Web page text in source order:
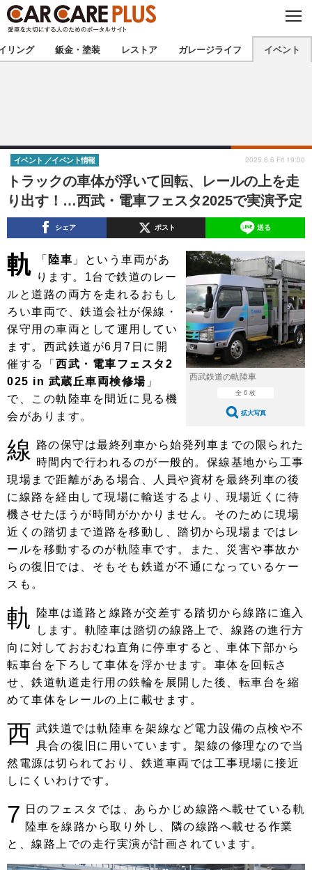
C
O
S
E
★カーケアプラス認定★ 厳選プロショップを地域から探す
甲信越 北陸
東海 関西
中国 四国
九州 沖縄
注目の記事
ショップレポート 愛車 File
自動車豆知識 ストップ！不具合修理＆粗悪修理
鈑金・塗装
ディテイリング
ディテイリング 洗車
ヘッドライト磨き コーティング
フィルム・ラッピング
鈑金・塗装
小キズ直し 防錆
特集記事
ストップ 不具合修理＆粗悪修理
カーメーカー「旧車」関連プロジェ
クト
コラム
ショップ紹介
カーメーカー「旧車」関連プロジ
ェクト
コラム
インタビュー
イベント
イベント告知 イベントレポート
リング 鈑金・塗装 レストア ガレージライフ イベント
トラックの車体が浮いて回転、レールの上を走
り出す！…西武・電車フェスタ2025で実演予定
イベント イベント情報 2025.6.6 Fri 19:00
シェア ポスト 送る
西武鉄道の軌陸車
全 6 枚
拡大写真
「
軌 陸車 」という車両があ
ります。1台で鉄道のレー
ルと道路の両方を走れるおもし
ろい車両で、鉄道会社が保線・
保守用の車両として運用してい
ます。西武鉄道が6月7日に開
催する「 西武・電車フェスタ2
025 in 武蔵丘車両検修場 」
で、この軌陸車を間近に見る機
会があります。
線
路の保守は最終列車から始発列車までの限られた
時間内で行われるのが一般的。保線基地から工事
現場まで距離がある場合、人員や資材を最終列車の後
に線路を経由して現場に輸送するより、現場近くに待
機させたほうが時間がかかりません。そのために現場
近くの踏切まで道路を移動し、踏切から現場まではレ
ールを移動するのが軌陸車です。また、災害や事故か
らの復旧では、そもそも鉄道が不通になっているケー
スも。
軌
陸車は道路と線路が交差する踏切から線路に進入
します。軌陸車は踏切の線路上で、線路の進行方
向に対しておおむね直角に停車すると、車体下部から
転車台を下ろして車体を浮かせます。車体を回転さ
せ、鉄道軌道走行用の鉄輪を展開した後、転車台を縮
めて車体をレールの上に載せます。
西 武鉄道では軌陸車を架線など電力設備の点検や不
具合の復旧に用いています。架線の修理なので当
然電源は切られており、鉄道車両では工事現場に接近
しにくいわけです。
7
日のフェスタでは、あらかじめ線路へ載せている軌
陸車を線路から取り外し、隣の線路へ載せる作業
と、線路上での走行実演が計画されています。